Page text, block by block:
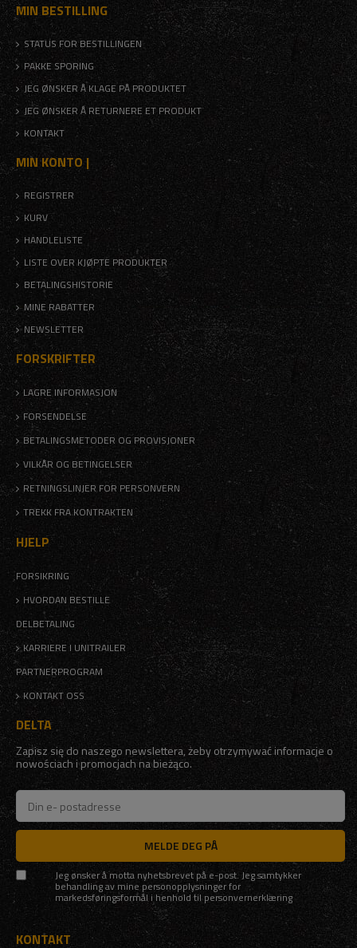
MIN BESTILLING
STATUS FOR BESTILLINGEN
PAKKE SPORING
JEG ØNSKER Å KLAGE PÅ PRODUKTET
JEG ØNSKER Å RETURNERE ET PRODUKT
KONTAKT
MIN KONTO |
REGISTRER
KURV
HANDLELISTE
LISTE OVER KJØPTE PRODUKTER
BETALINGSHISTORIE
MINE RABATTER
NEWSLETTER
FORSKRIFTER
LAGRE INFORMASJON
FORSENDELSE
BETALINGSMETODER OG PROVISJONER
VILKÅR OG BETINGELSER
RETNINGSLINJER FOR PERSONVERN
TREKK FRA KONTRAKTEN
HJELP
FORSIKRING
HVORDAN BESTILLE
DELBETALING
KARRIERE I UNITRAILER
PARTNERPROGRAM
KONTAKT OSS
DELTA
Zapisz się do naszego newslettera, żeby otrzymywać informacje o
nowościach i promocjach na bieżąco.
MELDE DEG PÅ
Jeg ønsker å motta nyhetsbrevet på e-post. Jeg samtykker
behandling av mine personopplysninger for
markedsføringsformål i henhold til personvernerklæring
KONTAKT